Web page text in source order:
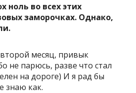
ноль во всех этих
заморочках. Однако,
второй месяц, привык
не парюсь, разве что стал
на дороге) И я рад бы
знаю как.